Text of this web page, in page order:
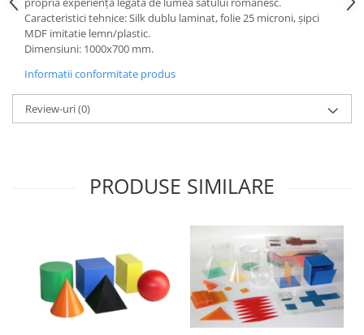
Accesorii
Panouri Afisare
Table magnetice din sticla
Caracteristici tehnice: Silk dublu laminat, folie 25 microni, şipci
MDF imitatie lemn/plastic.
Dimensiuni: 1000x700 mm.
Informatii conformitate produs
Review-uri(0)
PRODUSE SIMILARE